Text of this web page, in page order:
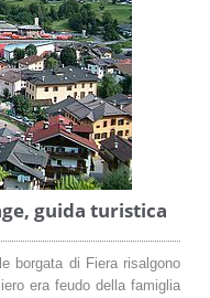
guida turistica
borgata di Fiera risalgono
era feudo della famiglia